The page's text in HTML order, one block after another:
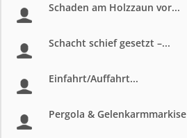
Schaden am Holzzaun vor...
Schacht schief gesetzt –...
Einfahrt/Auffahrt...
Pergola & Gelenkarmmarkise